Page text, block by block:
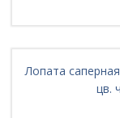
Лопата
цв.